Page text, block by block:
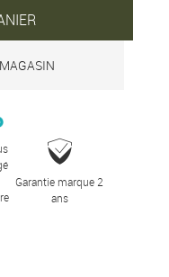
Garantie marque 2
ans